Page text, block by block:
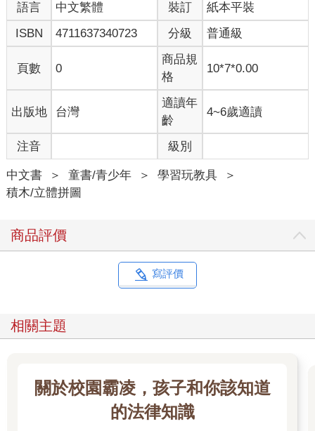
語言 中文繁體 裝訂
紙本平裝
ISBN
4711637340723 分級 普通級
頁數 0
商品規
格
10*7*0.00
出版地 台灣
適讀年
齡
4~6歲適讀
注音 級別
中文書 ＞ 童書/青少年 ＞ 學習玩教具
＞
積木/立體拼圖
商品評價
寫評價
相關主題
關於校園霸凌，孩子和你該知道
的法律知識